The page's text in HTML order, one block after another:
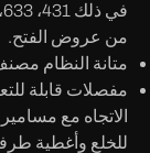
من عروض الفتح.
متانة النظام مصنف
مفصلات قابلة
الاتجاه مع
للخلع وأغطية